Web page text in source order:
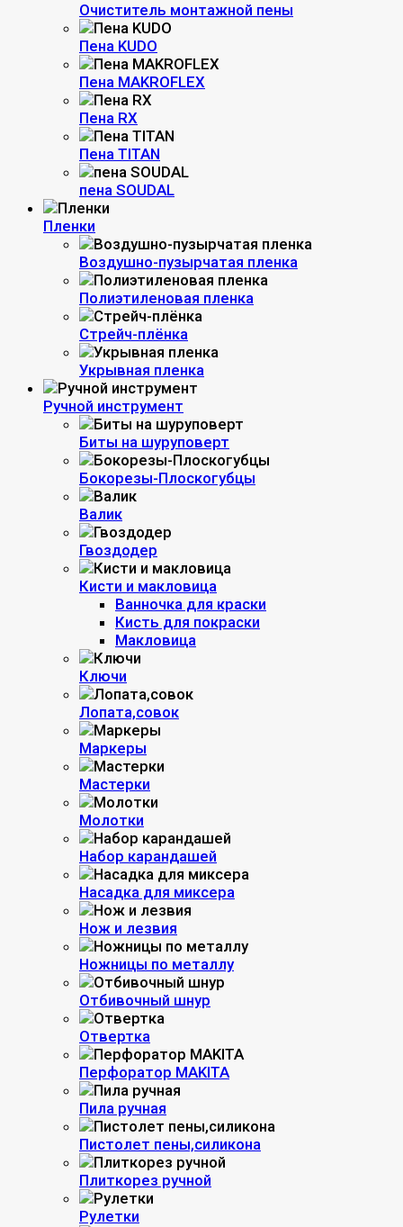
Очиститель монтажной пены
Пена KUDO
Пена MAKROFLEX
Пена RX
Пена TITAN
пена SOUDAL
Пленки
Воздушно-пузырчатая пленка
Полиэтиленовая пленка
Стрейч-плёнка
Укрывная пленка
Ручной инструмент
Биты на шуруповерт
Бокорезы-Плоскогубцы
Валик
Гвоздодер
Кисти и макловица
Ванночка для краски
Кисть для покраски
Макловица
Ключи
Лопата,совок
Маркеры
Мастерки
Молотки
Набор карандашей
Насадка для миксера
Нож и лезвия
Ножницы по металлу
Отбивочный шнур
Отвертка
Перфоратор MAKITA
Пила ручная
Пистолет пены,силикона
Плиткорез ручной
Рулетки